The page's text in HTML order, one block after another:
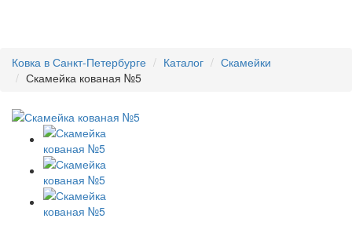
Ковка в Санкт-Петербурге Каталог
Скамейки
Скамейка кованая №5